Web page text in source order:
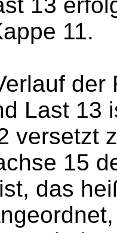
11.
der
Last 13
versetzt
15
das